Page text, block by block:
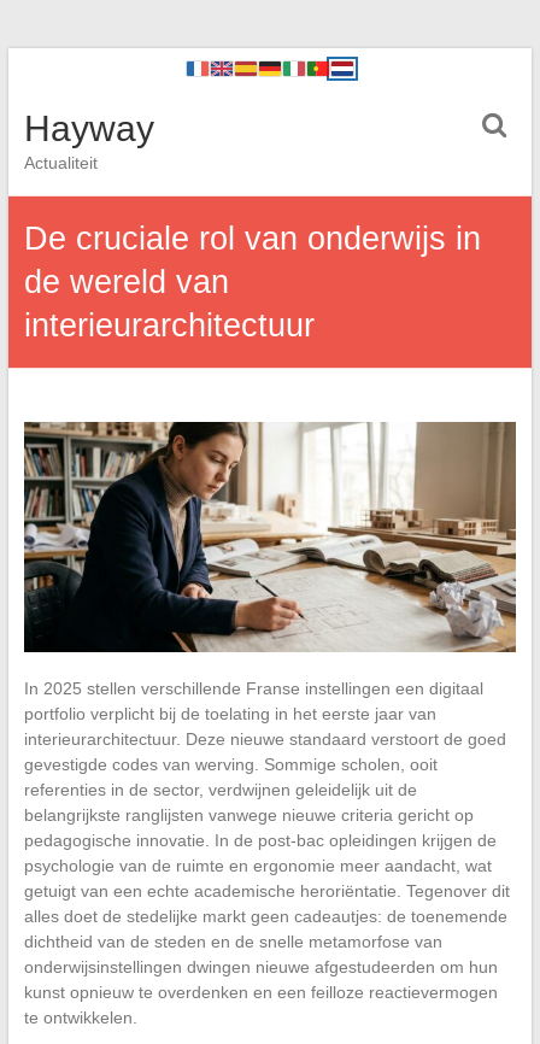
Hayway
Actualiteit
De cruciale rol van onderwijs in
de wereld van
interieurarchitectuur
In 2025 stellen verschillende Franse instellingen een digitaal
portfolio verplicht bij de toelating in het eerste jaar van
interieurarchitectuur. Deze nieuwe standaard verstoort de goed
gevestigde codes van werving. Sommige scholen, ooit
referenties in de sector, verdwijnen geleidelijk uit de
belangrijkste ranglijsten vanwege nieuwe criteria gericht op
pedagogische innovatie. In de post-bac opleidingen krijgen de
psychologie van de ruimte en ergonomie meer aandacht, wat
getuigt van een echte academische heroriëntatie. Tegenover dit
alles doet de stedelijke markt geen cadeautjes: de toenemende
dichtheid van de steden en de snelle metamorfose van
onderwijsinstellingen dwingen nieuwe afgestudeerden om hun
kunst opnieuw te overdenken en een feilloze reactievermogen
te ontwikkelen.